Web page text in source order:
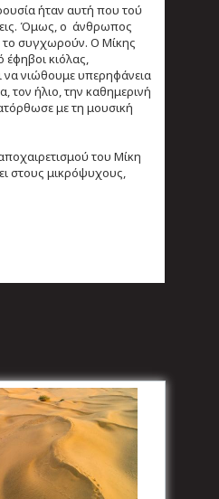
ήταν αυτή που τού
Όμως, ο άνθρωπος
το συγχωρούν. Ο Μίκης
κιόλας,
να νιώθουμε υπερηφάνεια
τον ήλιο, την καθημερινή
με τη μουσική
του Μίκη
στους μικρόψυχους,